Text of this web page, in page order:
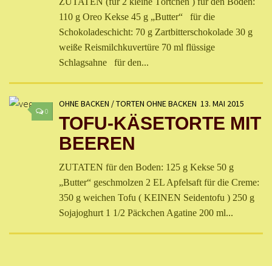
110 g Oreo Kekse 45 g „Butter“ für die
Schokoladeschicht: 70 g Zartbitterschokolade 30 g
weiße Reismilchkuvertüre 70 ml flüssige
Schlagsahne für den...
0
OHNE BACKEN /TORTEN OHNE BACKEN 13. MAI 2015
TOFU-KÄSETORTE MIT
BEEREN
ZUTATEN für den Boden: 125 g Kekse 50 g
„Butter“ geschmolzen 2 EL Apfelsaft für die Creme:
350 g weichen Tofu ( KEINEN Seidentofu ) 250 g
Sojajoghurt 1 1/2 Päckchen Agatine 200 ml...